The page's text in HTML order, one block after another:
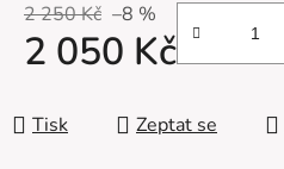
2 250 Kč –8 %
2 050 Kč
Tisk Zeptat se